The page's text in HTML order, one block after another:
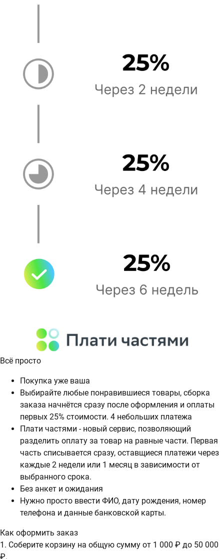
Всё просто
Покупка уже ваша
Выбирайте любые понравившиеся товары, сборка
заказа начнётся сразу после оформления и оплаты
первых 25% стоимости. 4 небольших платежа
Плати частями - новый сервис, позволяющий
разделить оплату за товар на равные части. Первая
часть списывается сразу, оставщиеся платежи через
каждые 2 недели или 1 месяц в зависимости от
выбранного срока.
Без анкет и ожидания
Нужно просто ввести ФИО, дату рождения, номер
телефона и данные банковской карты.
Как оформить заказ
1. Соберите корзину на общую сумму от 1 000 ₽ до 50 000
₽.